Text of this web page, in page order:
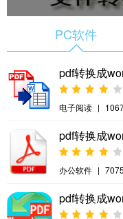
PC软件
pdf转换成
电子阅读 |
pdf转换成
办公软件 |
pdf转换成